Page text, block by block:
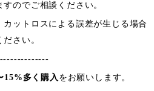
のでご相談ください。
カットロスによる誤差が生じる場合
さい。
15%多く購入 をお願いします。